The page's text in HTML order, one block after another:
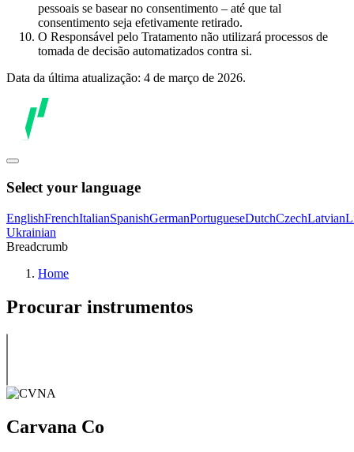
pessoais se basear no consentimento – até que tal
consentimento seja efetivamente retirado.
O Responsável pelo Tratamento não utilizará processos de
tomada de decisão automatizados contra si.
Data da última atualização: 4 de março de 2026.
Select your language
EnglishFrenchItalianSpanishGermanPortugueseDutchCzechLatvian
Ukrainian
Breadcrumb
Home
Procurar instrumentos
Carvana Co